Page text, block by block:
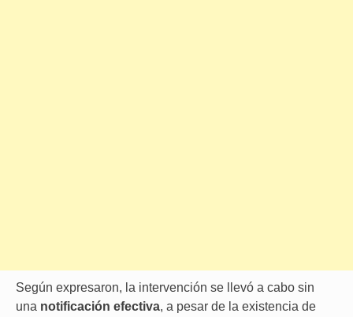
Según expresaron, la intervención se llevó a cabo sin
una notificación efectiva, a pesar de la existencia de